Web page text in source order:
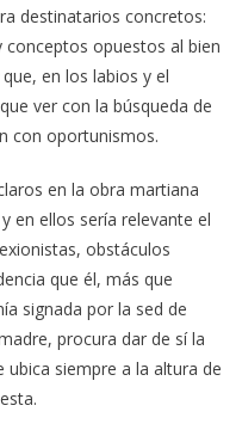
destinatarios concretos:
conceptos opuestos al bien
en los labios y el
ver con la búsqueda de
con oportunismos.
en la obra martiana
en ellos sería relevante el
obstáculos
que él, más que
signada por la sed de
procura dar de sí la
siempre a la altura de